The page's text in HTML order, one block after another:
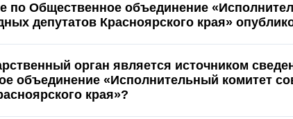
по Общественное объединение
депутатов Красноярского края»
орган является источником
объединение «Исполнительный комитет
края»?